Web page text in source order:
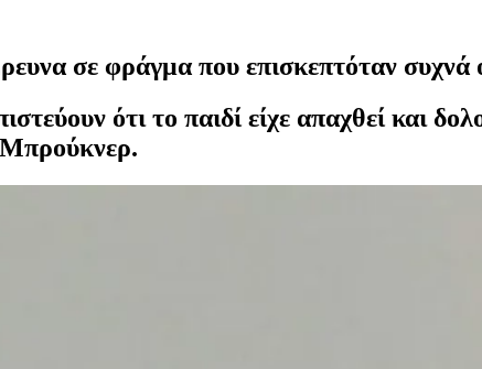
σε φράγμα που επισκεπτόταν συχνά
ότι το παιδί είχε απαχθεί και